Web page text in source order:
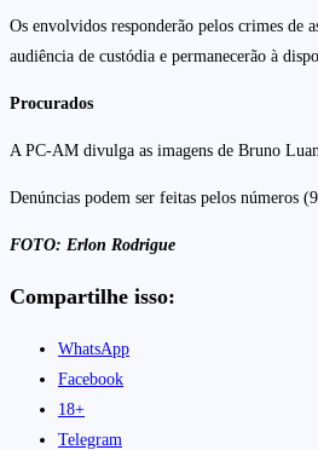
Os envolvidos responderão pelos crimes de
audiência de custódia e permanecerão à
Procurados
A PC-AM divulga as imagens de Bruno
Denúncias podem ser feitas pelos números
FOTO: Erlon Rodrigue
Compartilhe isso:
WhatsApp
Facebook
18+
Telegram